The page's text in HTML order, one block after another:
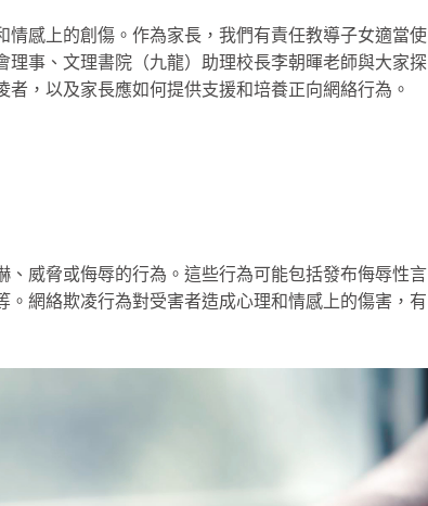
感上的創傷。作為家長，我們有責任教導子女適當使
事、文理書院（九龍）助理校長李朝暉老師與大家探
，以及家長應如何提供支援和培養正向網絡行為。
威脅或侮辱的行為。這些行為可能包括發布侮辱性言
網絡欺凌行為對受害者造成心理和情感上的傷害，有